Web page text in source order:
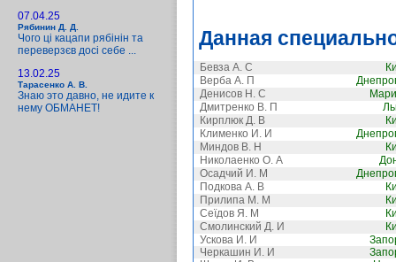
07.04.25
Рябинин Д. Д.
Чого ці кацапи рябінін та
переверзєв досі себе ...
13.02.25
Тарасенко А. В.
Знаю это давно, не идите к
нему ОБМАНЕТ!
Данная
Бевза А. С
Верба А. П
Денисов Н. С
Дмитренко В. П
Кирплюк Д. В
Клименко И. И
Миндов В. Н
Николаенко О. А
Осадчий И. М
Подкова А. В
Прилипа М. М
Сеїдов Я. М
Смолинский Д. И
Ускова И. И
Черкашин И. И